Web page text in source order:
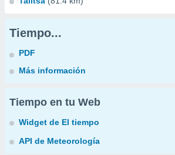
Tiempo...
PDF
Más información
Tiempo en tu Web
Widget de El tiempo
API de Meteorología